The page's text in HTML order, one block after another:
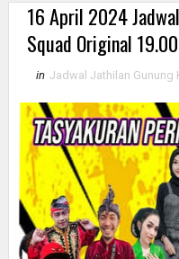
16 April 2024
Squad Original 19.00
in Jadwal Jathilan Gunung